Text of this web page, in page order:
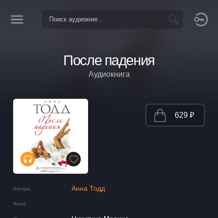
После падения
Аудиокнига
Авторы Анна Тодд
Жанр
629 ₽